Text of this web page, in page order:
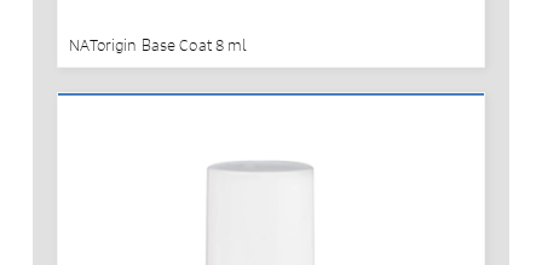
NATorigin Base Coat 8 ml